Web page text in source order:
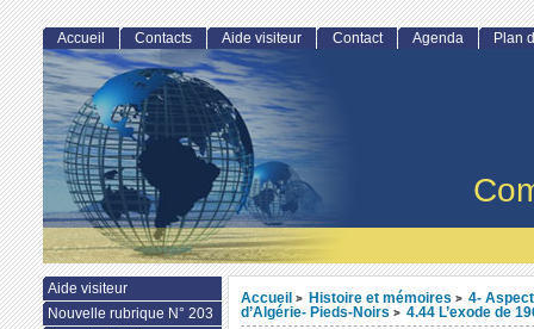
Accueil > Histoire et mémoires > 4-
d’Algérie- Pieds-Noirs > 4.44 L’exode de
Accueil Contacts Aide visiteur Contact Agenda Plan
Aide visiteur
Nouvelle rubrique N° 203